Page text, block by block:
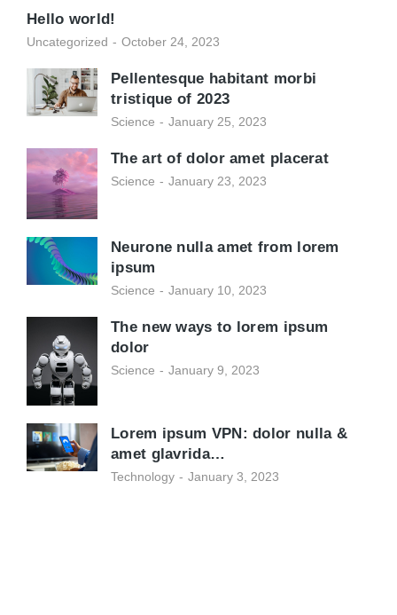
Hello world!
Uncategorized October 24, 2023
Pellentesque habitant morbi
tristique of 2023
Science January 25, 2023
The art of dolor amet placerat
Science January 23, 2023
Neurone nulla amet from lorem
ipsum
Science January 10, 2023
The new ways to lorem ipsum
dolor
Science January 9, 2023
Lorem ipsum VPN: dolor nulla &
amet glavrida…
Technology January 3, 2023